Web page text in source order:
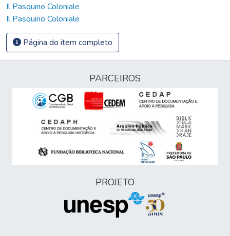
Il Pasquino Coloniale
Il Pasquino Coloniale
Página do item completo
PARCEIROS
PROJETO